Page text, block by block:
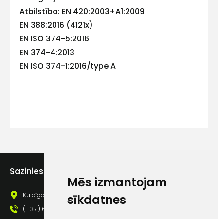
Mēs izmantojam
sīkdatnes
Atbilstība: EN 420:2003+A1:2009
EN 388:2016 (4121x)
EN ISO 374-5:2016
EN 374-4:2013
EN ISO 374-1:2016/type A
Sazinies ar mums
Kuldīgas iela 69a, Saldus, Saldus nov., LV - 3801
(+ 371) 63 881 186
lietošanas noteikumiem
Piekrītu saņemt